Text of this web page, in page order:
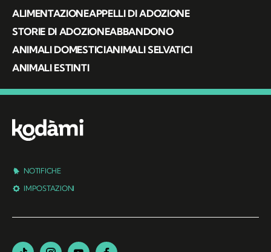
ALIMENTAZIONEAPPELLI DI ADOZIONE
STORIE DI ADOZIONEABBANDONO
ANIMALI DOMESTICIANIMALI SELVATICI
ANIMALI ESTINTI
NOTIFICHE
IMPOSTAZIONI